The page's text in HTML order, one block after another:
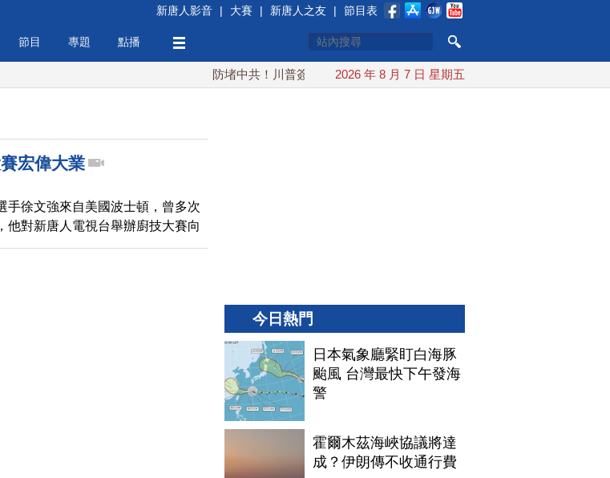
新唐人影音 | 大賽 | 新唐人之友 | 節目表
節目 專題 點播
防堵中共！川普簽行政令 對多晶矽課15%關稅
2026 年 8 月 7 日 星期五
宏偉大業
手徐文強來自美國波士頓，曾多次
他對新唐人電視台舉辦廚技大賽向
，還即興作詩一首，請看以下報
今日熱門
日本氣象廳緊盯白海豚
颱風 台灣最快下午發海
警
霍爾木茲海峽協議將達
成？伊朗傳不收通行費